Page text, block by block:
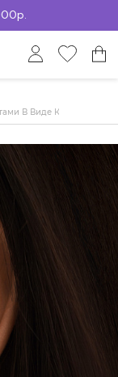
В Виде Капли